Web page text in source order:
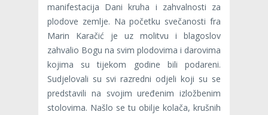
manifestacija Dani kruha i zahvalnosti za
plodove zemlje. Na početku svečanosti fra
Marin Karačić je uz molitvu i blagoslov
zahvalio Bogu na svim plodovima i darovima
kojima su tijekom godine bili podareni.
Sudjelovali su svi razredni odjeli koji su se
predstavili na svojim uređenim izložbenim
stolovima. Našlo se tu obilje kolača, krušnih